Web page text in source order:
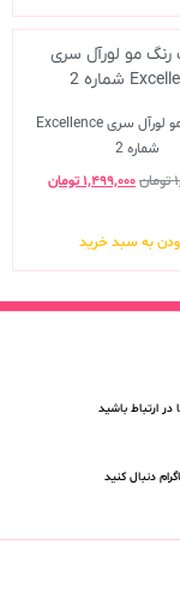
کیت رنگ مو لورآل سری Excellence
شماره 2
تومان۱,۴۹۹,۰۰۰ تومان
به سبد خرید
ارتباط باشید
دنبال کنید